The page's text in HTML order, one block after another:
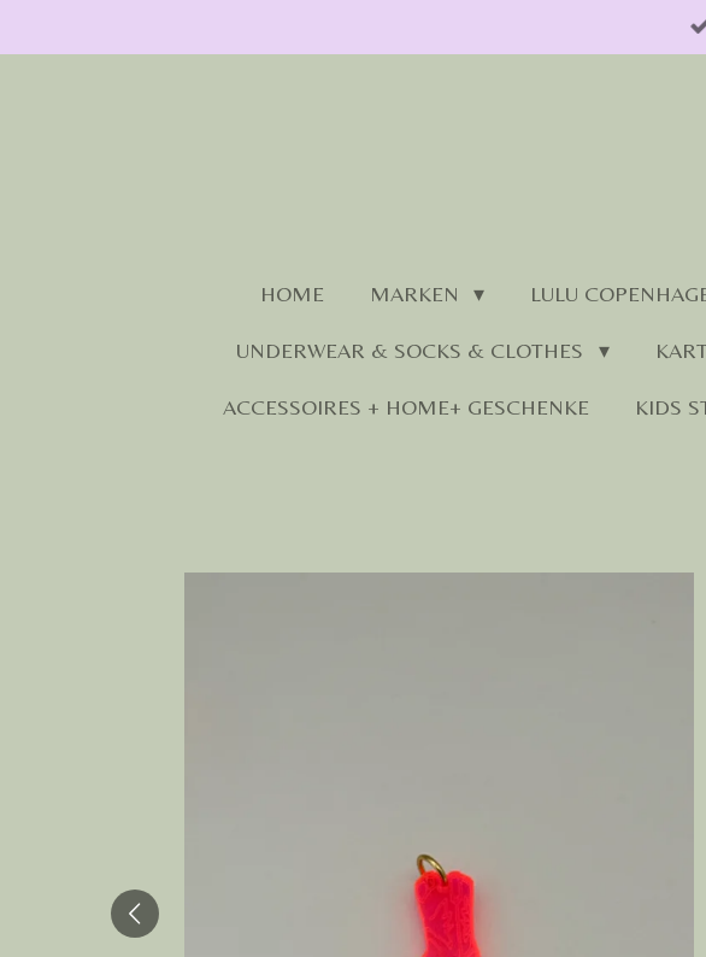
Hauptinhalt
HOME MARKEN LULU
UNDERWEAR & SOCKS & CLOTHES
ACCESSOIRES + HOME+ GESCHENKE KIDS